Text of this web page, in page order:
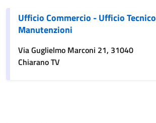
Ufficio Commercio - Ufficio Tecnico
Manutenzioni
Via Guglielmo Marconi 21, 31040
Chiarano TV